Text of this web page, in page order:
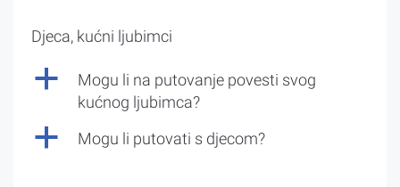
Djeca, kućni ljubimci
a
Mogu li na putovanje povesti svog
kućnog ljubimca?
a Mogu li putovati s djecom?